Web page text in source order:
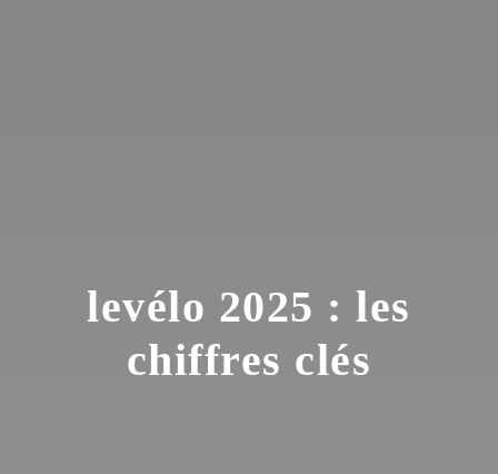
levélo 2025 : les
chiffres clés